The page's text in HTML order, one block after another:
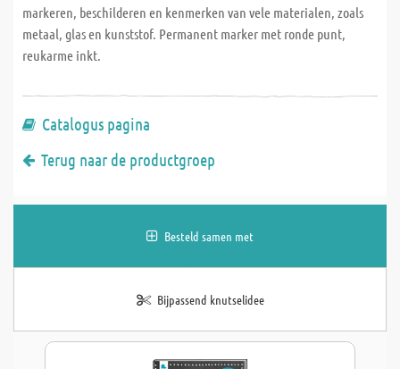
markeren, beschilderen en kenmerken van vele materialen, zoals
metaal, glas en kunststof. Permanent marker met ronde punt,
reukarme inkt.
Catalogus pagina
Terug naar de productgroep
Besteld samen met
Bijpassend knutselidee